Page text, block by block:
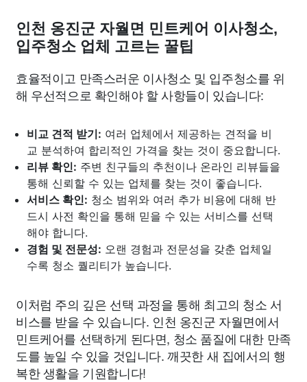
인천 옹진군 자월면 민트케어 이사청소,
입주청소 업체 고르는 꿀팁
효율적이고 만족스러운 이사청소 및 입주청소를 위
해 우선적으로 확인해야 할 사항들이 있습니다:
비교 견적 받기: 여러 업체에서 제공하는 견적을 비
교 분석하여 합리적인 가격을 찾는 것이 중요합니다.
리뷰 확인: 주변 친구들의 추천이나 온라인 리뷰들을
통해 신뢰할 수 있는 업체를 찾는 것이 좋습니다.
서비스 확인: 청소 범위와 여러 추가 비용에 대해 반
드시 사전 확인을 통해 믿을 수 있는 서비스를 선택
해야 합니다.
경험 및 전문성: 오랜 경험과 전문성을 갖춘 업체일
수록 청소 퀄리티가 높습니다.
이처럼 주의 깊은 선택 과정을 통해 최고의 청소 서
비스를 받을 수 있습니다. 인천 옹진군 자월면에서
민트케어를 선택하게 된다면, 청소 품질에 대한 만족
도를 높일 수 있을 것입니다. 깨끗한 새 집에서의 행
복한 생활을 기원합니다!